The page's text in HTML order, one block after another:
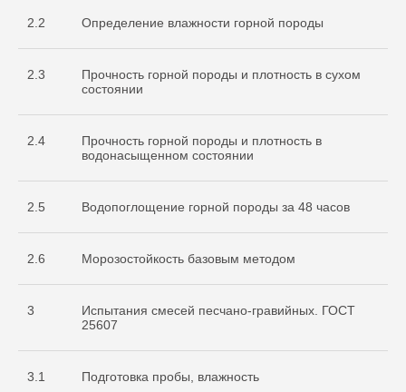
2.2 Определение влажности горной породы
2.3
Прочность горной породы и плотность в сухом
состоянии
2.4
Прочность горной породы и плотность в
водонасыщенном состоянии
2.5 Водопоглощение горной породы за 48 часов
2.6 Морозостойкость базовым методом
3
Испытания смесей песчано-гравийных. ГОСТ
25607
3.1 Подготовка пробы, влажность